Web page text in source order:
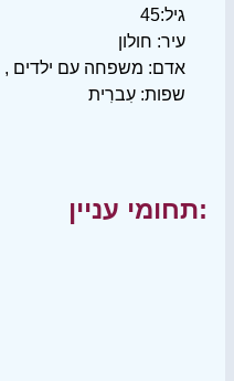
גיל:45
עיר: חולון
אדם: משפחה עם ילדים ,
שפות: עִברִית
תחומי עניין: